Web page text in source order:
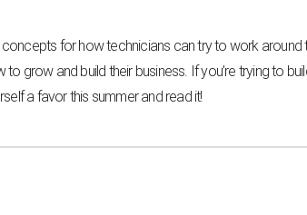
for how technicians can try to work around
grow and build their business. If you’re trying to
a favor this summer and read it!